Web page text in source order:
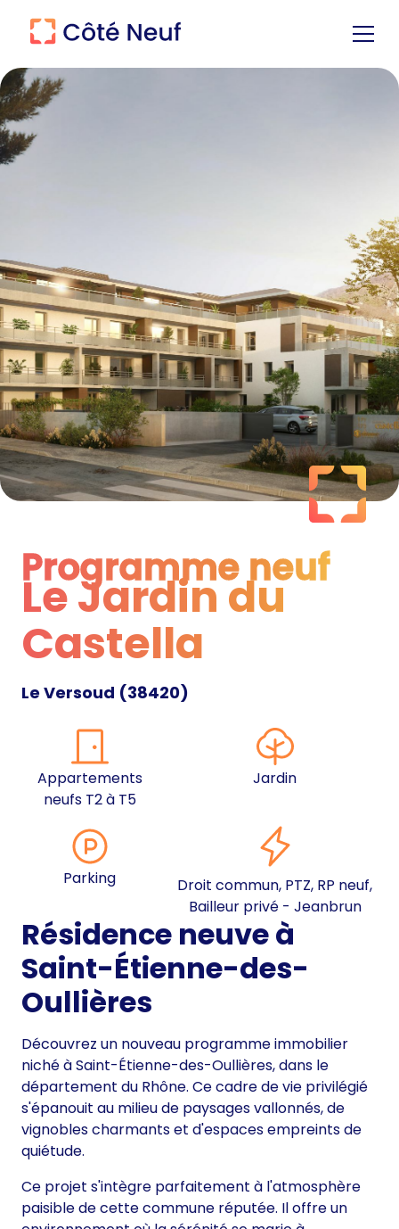
Programme neuf
Programme neuf
Le Jardin du
Castella
Le Versoud (38420)
Appartements
neufs T2 à T5
Jardin
Parking
Droit commun, PTZ, RP neuf,
Bailleur privé - Jeanbrun
Résidence neuve à
Saint-Étienne-des-
Oullières
Découvrez un nouveau programme immobilier
niché à Saint-Étienne-des-Oullières, dans le
département du Rhône. Ce cadre de vie privilégié
s'épanouit au milieu de paysages vallonnés, de
vignobles charmants et d'espaces empreints de
quiétude.
Ce projet s'intègre parfaitement à l'atmosphère
paisible de cette commune réputée. Il offre un